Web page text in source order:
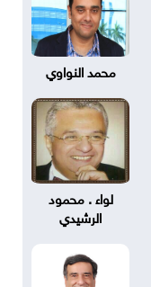
محمد النواوي
لواء . محمود
الرشيدي